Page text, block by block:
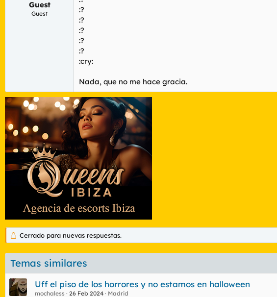
Guest
Guest
:?
:?
:?
:?
:?
:cry:
Nada, que no me hace gracia.
Cerrado para nuevas respuestas.
Temas similares
Uff el piso de los horrores y no estamos en halloween
mochaless 26 Feb 2024 Madrid